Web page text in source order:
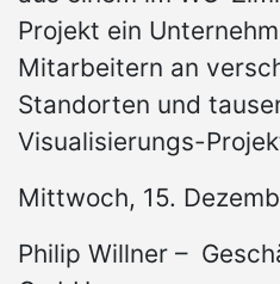
Projekt ein
Mitarbeitern an
Standorten und
Visualisierungs-
Mittwoch, 15.
Philip Willner –